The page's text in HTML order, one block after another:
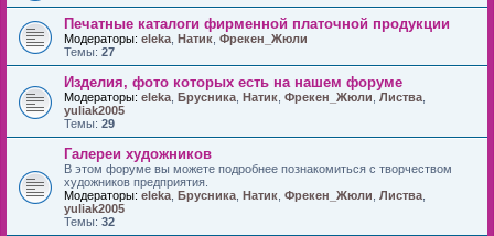
Печатные каталоги фирменной платочной продукции
Модераторы: eleka Натик Фрекен_Жюли
Темы: 27
Изделия, фото которых есть на нашем форуме
Модераторы: eleka Брусника Натик Фрекен_Жюли Листва
yuliak2005
Темы: 29
Галереи художников
В этом форуме вы можете подробнее познакомиться с творчеством
художников предприятия.
Модераторы: eleka Брусника Натик Фрекен_Жюли Листва
yuliak2005
Темы: 32